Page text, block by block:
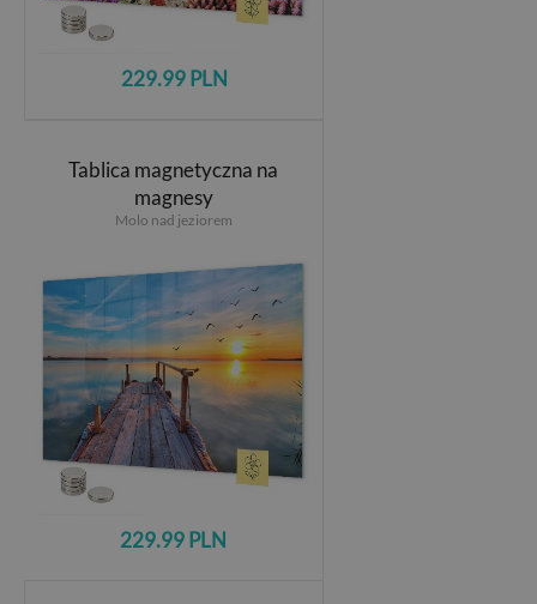
229.99 PLN
Tablica magnetyczna na
magnesy
Molo nad jeziorem
229.99 PLN